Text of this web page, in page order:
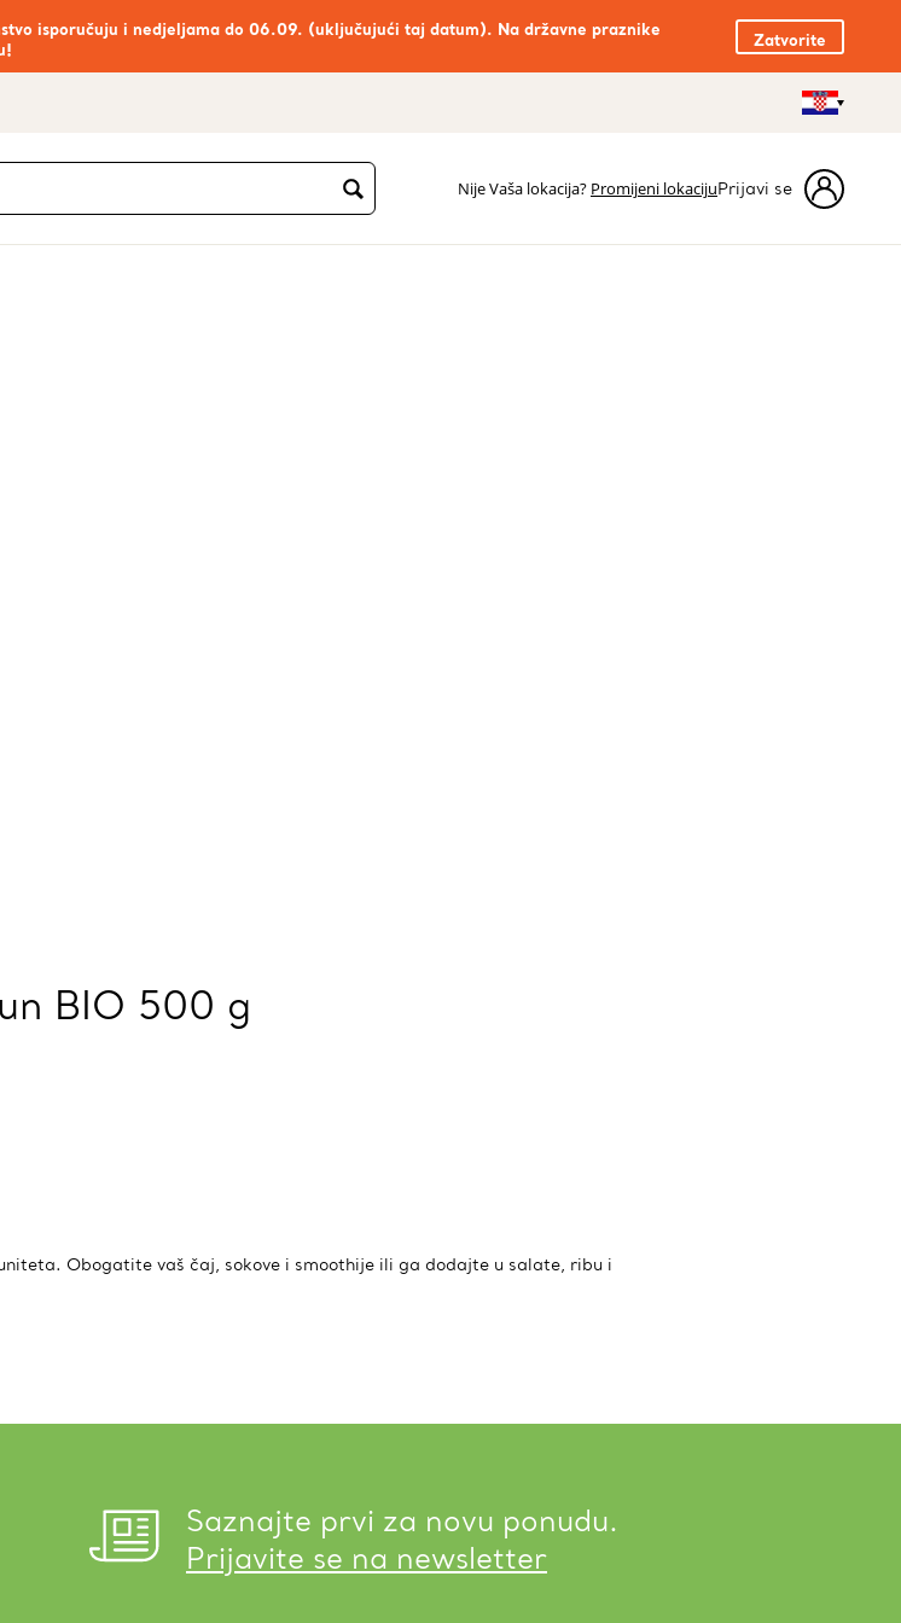
isporučuju i nedjeljama do 06.09. (uključujući taj datum). Na državne praznike
Zatvorite
Nije Vaša lokacija? Promijeni lokacijuPrijavi se
BIO 500 g
Obogatite vaš čaj, sokove i smoothije ili ga dodajte u salate, ribu i
Saznajte prvi za novu ponudu.
Prijavite se na newsletter